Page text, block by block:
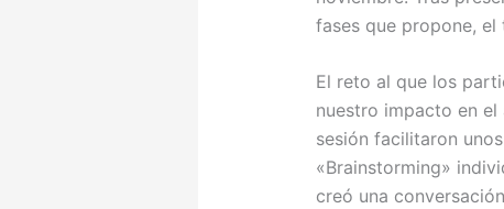
fases que propone,
El reto al que los
nuestro impacto en el
sesión facilitaron
«Brainstorming»
creó una